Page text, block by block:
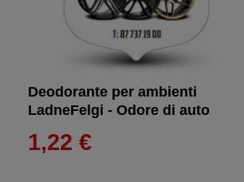
Deodorante per ambienti
LadneFelgi - Odore di auto
1,22 €